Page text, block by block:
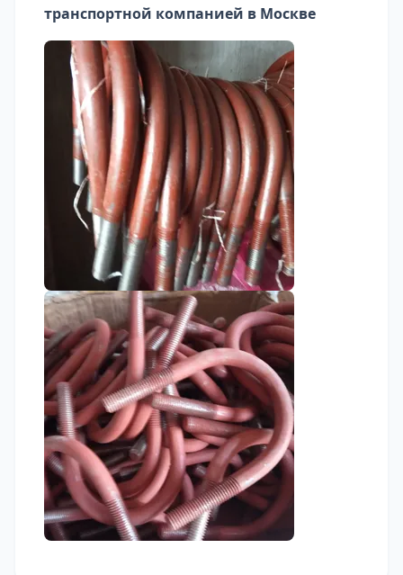
транспортной компанией в Москве